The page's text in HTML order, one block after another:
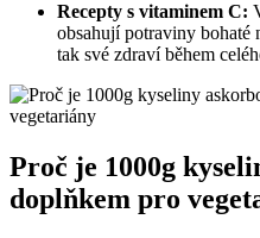
Recepty s vitaminem C:
obsahují potraviny bohaté
tak své zdraví během
Proč je 1000g
doplňkem pro